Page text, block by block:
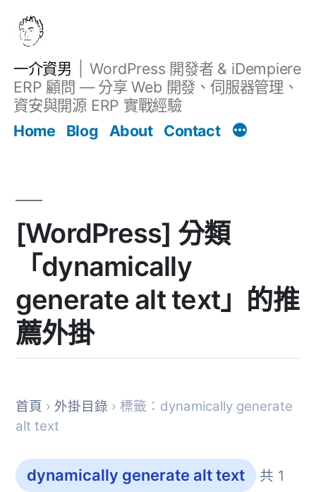
一介資男
WordPress 開發者 & iDempiere
ERP 顧問 — 分享 Web 開發、伺服器管理、
資安與開源 ERP 實戰經驗
Home
Blog About Contact
[WordPress] 分類
「dynamically
generate alt text」的推
薦外掛
首頁 › 外掛目錄 › 標籤：dynamically generate
alt text
dynamically generate alt text
共 1
文章